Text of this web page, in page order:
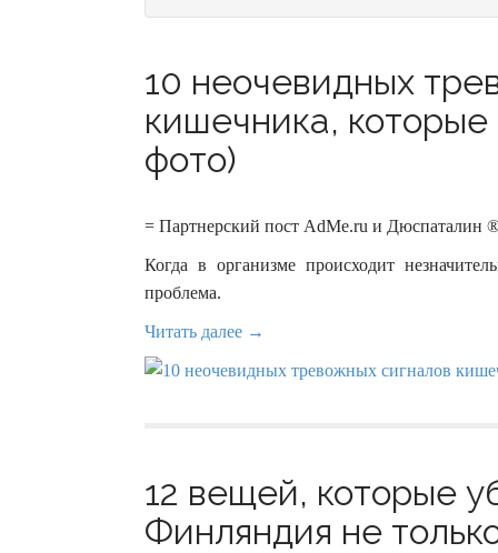
10 неочевидных
кишечника, которые
фото)
= Партнерский пост AdMe.ru и Дюспаталин
Когда в организме происходит
проблема.
Читать далее →
12 вещей, которые
Финляндия не